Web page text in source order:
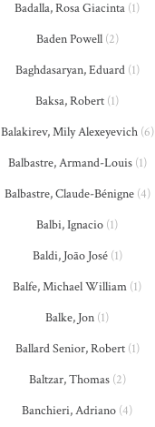
Badalla, Rosa Giacinta (1)
Baden Powell(2)
Baghdasaryan, Eduard(1)
Baksa, Robert (1)
Balakirev, Mily Alexeyevich(6)
Balbastre, Armand-Louis(1)
Balbastre, Claude-Bénigne(4)
Balbi, Ignacio (1)
Baldi, João José(1)
Balfe, Michael William (1)
Balke, Jon (1)
Ballard Senior, Robert(1)
Baltzar, Thomas(2)
Banchieri, Adriano (4)